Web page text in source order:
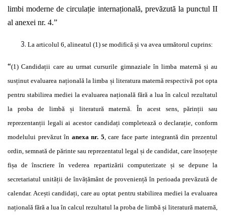
limbi moderne decirculație internațională, prevăzută la punctul II
al anexei nr. 4.”
La articolul 6, alineatul (1) se modifică și va avea următorul cuprins:
“(1)Candidații care au urmat cursurile gimnazialeînlimba maternă șiau
susținutevaluarea națională la limba și literaturamaternă respectivă pot opta
pentru stabilirea mediei la evaluarea națională fără a lua în calcul rezultatul
la proba de limbă și literatură maternă. În acest sens, părinții sau
reprezentanții legali ai acestor candidați completează o declarație, conform
modelului prevăzut în anexa nr. 5 , care face parte integrantă din prezentul
ordin, semnată de părinte sau reprezentatul legal și de candidat, care însoțește
fișa de înscriere în vederea repartizării computerizate și se depune la
secretariatul unității de învățământ de proveniență în perioada prevăzută de
calendar. Acești candidați, care au optat pentru stabilirea mediei la evaluarea
națională fără a lua în calcul rezultatul la proba de limbă și literatură maternă,